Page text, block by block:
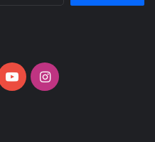
YouTubeInstagram